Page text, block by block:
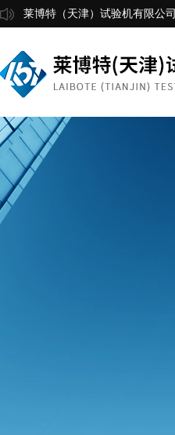
莱博特（天津）试验机有限公司